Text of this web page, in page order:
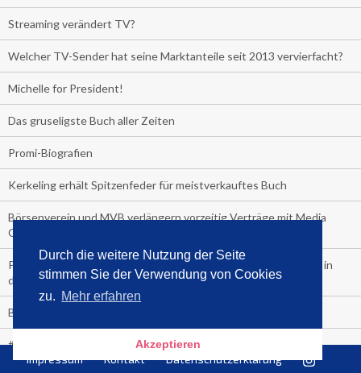
Durch die weitere Nutzung der Seite
stimmen Sie der Verwendung von Cookies
zu. Mehr erfahren
Akzeptieren
Streaming verändert TV?
Welcher TV-Sender hat seine Marktanteile seit 2013 vervierfacht?
Michelle for President!
Das gruseligste Buch aller Zeiten
Promi-Biografien
Kerkeling erhält Spitzenfeder für meistverkauftes Buch
Börsenverein und MVB verlängern vorzeitig Verträge mit Media
Control bis 2024
PocketBook, Ceebo und Umbreit bringen Hörbuch-Downloads in
die Cloud
Bella Bella
#1-Bestseller: "Das ist Alpha!" von Kollegah
Impressum Kontakt Datenschutzerklärung